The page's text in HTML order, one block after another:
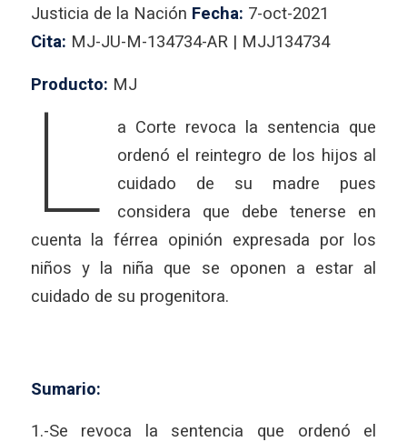
Justicia de la Nación Fecha: 7-oct-2021
Cita: MJ-JU-M-134734-AR | MJJ134734
Producto: MJ
L
a Corte revoca la sentencia que
ordenó el reintegro de los hijos al
cuidado de su madre pues
considera que debe tenerse en
cuenta la férrea opinión expresada por los
niños y la niña que se oponen a estar al
cuidado de su progenitora.
Sumario:
1.-Se revoca la sentencia que ordenó el